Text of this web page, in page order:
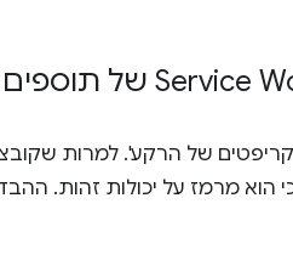
של הרקע'. למרות
מרמז על יכולות זהות.